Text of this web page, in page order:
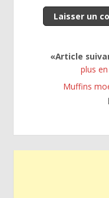
«Article
plus
Muffins